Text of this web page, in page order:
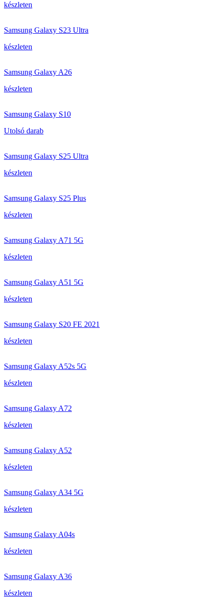
készleten
Samsung Galaxy S23 Ultra
készleten
Samsung Galaxy A26
készleten
Samsung Galaxy S10
Utolsó darab
Samsung Galaxy S25 Ultra
készleten
Samsung Galaxy S25 Plus
készleten
Samsung Galaxy A71 5G
készleten
Samsung Galaxy A51 5G
készleten
Samsung Galaxy S20 FE 2021
készleten
Samsung Galaxy A52s 5G
készleten
Samsung Galaxy A72
készleten
Samsung Galaxy A52
készleten
Samsung Galaxy A34 5G
készleten
Samsung Galaxy A04s
készleten
Samsung Galaxy A36
készleten